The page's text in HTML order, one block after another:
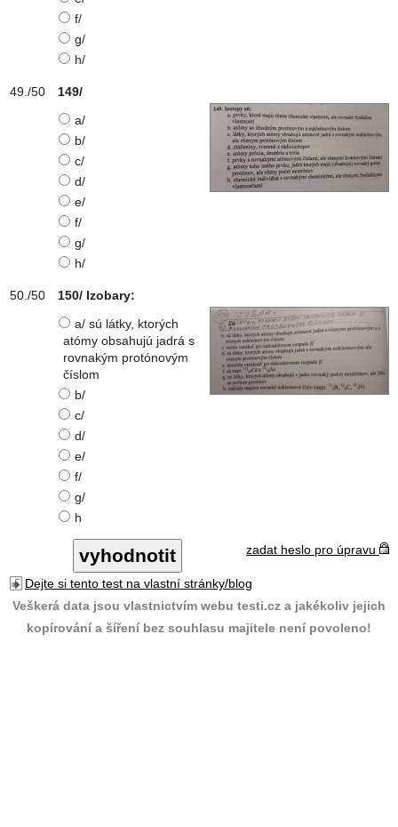
f/
g/
h/
149/
a/
b/
c/
d/
e/
f/
g/
h/
150/ Izobary:
a/ sú látky, ktorých
atómy obsahujú jadrá s
rovnakým protónovým
číslom
b/
c/
d/
e/
f/
g/
h
zadat heslo pro úpravu
Dejte si tento test na vlastní stránky/blog
Veškerá data jsou vlastnictvím webu testi.cz a jakékoliv jejich
kopírování a šíření bez souhlasu majitele není povoleno!